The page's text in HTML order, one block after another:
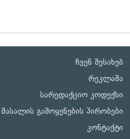
ჩვენ შესახებ
რეკლამა
სარედაქციო კოდექსი
მასალის გამოყენების პირობები
კონტაქტი